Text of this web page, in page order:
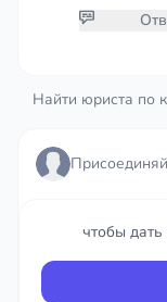
Найти юриста по
чтобы дать